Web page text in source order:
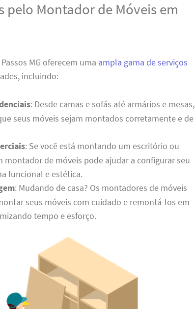
pelo Montador de Móveis em
MG oferecem uma ampla gama de serviços
incluindo:
: Desde camas e sofás até armários e mesas,
seus móveis sejam montados corretamente e de
: Se você está montando um escritório ou
montador de móveis pode ajudar a configurar seu
funcional e estética.
: Mudando de casa? Os montadores de móveis
seus móveis com cuidado e remontá-los em
tempo e esforço.